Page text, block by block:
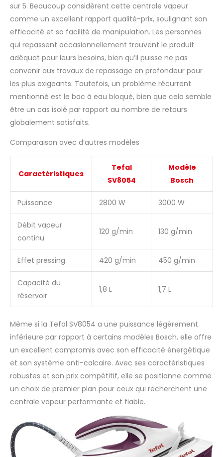
sur 5. Beaucoup considèrent cette centrale vapeur
comme un excellent rapport qualité-prix, soulignant son
efficacité et sa facilité de manipulation. Les personnes
qui repassent occasionnellement trouvent le produit
adéquat pour leurs besoins, bien qu’il puisse ne pas
convenir aux travaux de repassage en profondeur pour
les plus exigeants. Toutefois, un problème récurrent
mentionné est le bac à eau bloqué, bien que cela semble
être un cas isolé par rapport au nombre de retours
globalement satisfaits.
Comparaison avec d’autres modèles
Caractéristiques
Tefal
SV8054
Modèle
Bosch
Puissance 2800 W 3000 W
Débit vapeur
continu
120 g/min 130 g/min
Effet pressing 420 g/min 450 g/min
Capacité du
réservoir
1,8 L 1,7 L
Même si la Tefal SV8054 a une puissance légèrement
inférieure par rapport à certains modèles Bosch, elle offre
un excellent compromis avec son efficacité énergétique
et son système anti-calcaire. Avec ses caractéristiques
robustes et son prix compétitif, elle se positionne comme
un choix de premier plan pour ceux qui recherchent une
centrale vapeur performante et fiable.